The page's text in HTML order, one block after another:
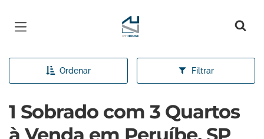
Página inicial
Ordenar Filtrar
1 Sobrado com 3 Quartos